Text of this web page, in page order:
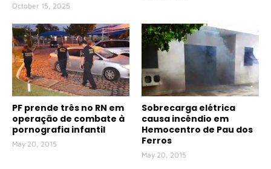
October 15, 2025
PF prende três no RN em
operação de combate à
pornografia infantil
May 20, 2015
Sobrecarga elétrica
causa incêndio em
Hemocentro de Pau dos
Ferros
May 20, 2015